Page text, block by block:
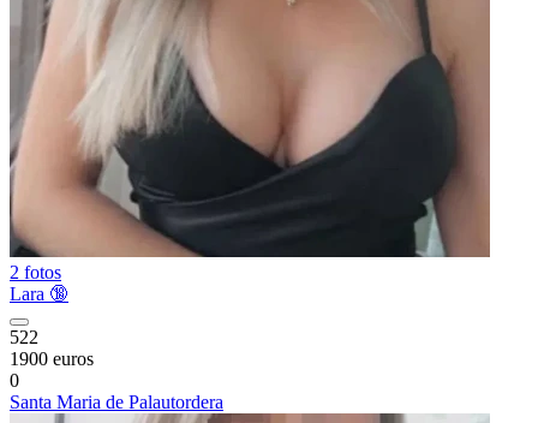
2 fotos
Lara 🔞
522
1900 euros
0
Santa Maria de Palautordera